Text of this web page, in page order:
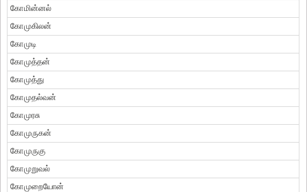
கோமின்னல்
கோமுகிலன்
கோமுடி
கோமுத்தன்
கோமுத்து
கோமுதல்வன்
கோமுரசு
கோமுருகன்
கோமுருகு
கோமுறுவல்
கோமுறையோன்